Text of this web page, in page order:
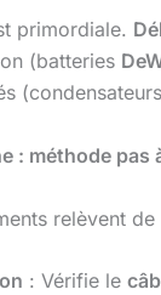
primordiale.
(batteries
: méthode pas
relèvent de
: Vérifie le